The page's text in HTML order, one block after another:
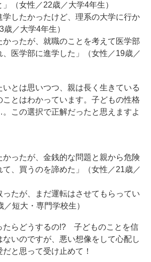
（女性／22歳／大学4年生）
学したかったけど、理系の大学に行か
／大学4年生）
かったが、就職のことを考えて医学部
、医学部に進学した」（女性／19歳／
いとは思いつつ、親は長く生きている
ことはわかっています。子どもの性格
この選択で正解だったと思えますよ
かったが、金銭的な問題と親から危険
て、買うのを諦めた」（女性／21歳／
ったが、まだ運転はさせてもらってい
短大・専門学校生）
たらどうするの!? 子どものことを信
ないのですが、悪い想像をして心配し
と思って受け止めて！